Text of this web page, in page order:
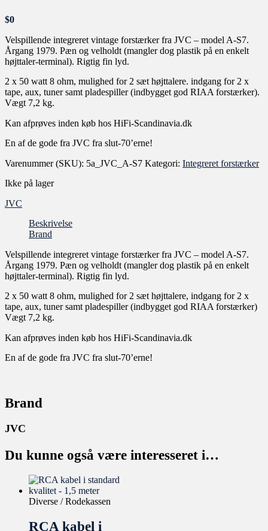
$0
Velspillende integreret vintage forstærker fra JVC – model A-S7.
Årgang 1979. Pæn og velholdt (mangler dog plastik på en enkelt
højttaler-terminal). Rigtig fin lyd.
2 x 50 watt 8 ohm, mulighed for 2 sæt højttalere. indgang for 2 x
tape, aux, tuner samt pladespiller (indbygget god RIAA forstærker).
Vægt 7,2 kg.
Kan afprøves inden køb hos HiFi-Scandinavia.dk
En af de gode fra JVC fra slut-70’erne!
Varenummer (SKU): 5a_JVC_A-S7 Kategori: Integreret forstærker
Ikke på lager
JVC
Beskrivelse
Brand
Velspillende integreret vintage forstærker fra JVC – model A-S7.
Årgang 1979. Pæn og velholdt (mangler dog plastik på en enkelt
højttaler-terminal). Rigtig fin lyd.
2 x 50 watt 8 ohm, mulighed for 2 sæt højttalere, indgang for 2 x
tape, aux, tuner samt pladespiller (indbygget god RIAA forstærker)
Vægt 7,2 kg.
Kan afprøves inden køb hos HiFi-Scandinavia.dk
En af de gode fra JVC fra slut-70’erne!
Brand
JVC
Du kunne også være interesseret i…
Diverse / Rodekassen
RCA kabel i